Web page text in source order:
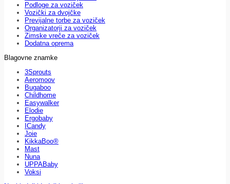
Podloge za voziček
Vozički za dvojčke
Previjalne torbe za voziček
Organizatorji za voziček
Zimske vreče za voziček
Dodatna oprema
Blagovne znamke
3Sprouts
Aeromoov
Bugaboo
Childhome
Easywalker
Elodie
Ergobaby
ICandy
Joie
KikkaBoo®
Mast
Nuna
UPPABaby
Voksi